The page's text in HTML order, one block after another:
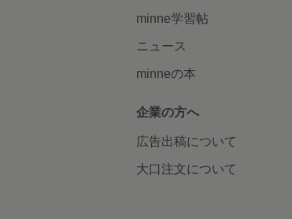
minne学習帖
ニュース
minneの本
企業の方へ
広告出稿について
大口注文について